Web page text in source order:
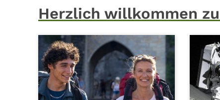
Herzlich willkommen